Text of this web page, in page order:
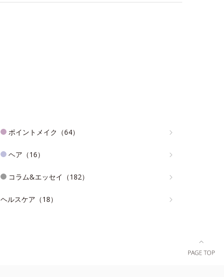
ポイントメイク（64）
ヘア（16）
コラム&エッセイ（182）
ヘルスケア（18）